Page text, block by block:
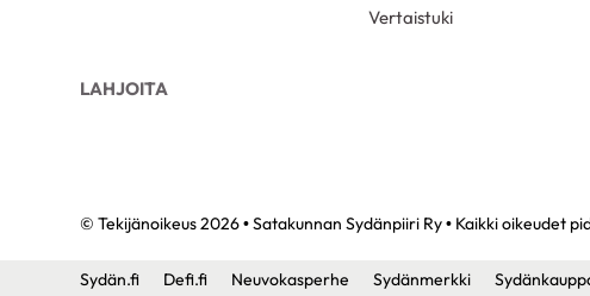
Vertaistuki
LAHJOITA
© Tekijänoikeus 2026 • Satakunnan Sydänpiiri Ry • Kaikki oikeudet
Sydän.fi Defi.fi Neuvokasperhe Sydänmerkki